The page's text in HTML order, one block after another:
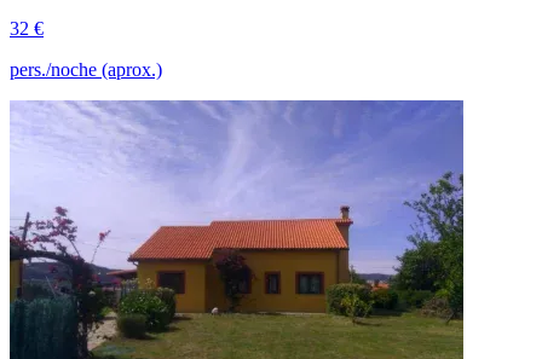
32 €
pers./noche (aprox.)